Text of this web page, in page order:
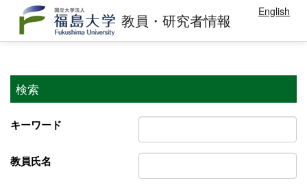
教員・研究者情報 English
検索
キーワード
教員氏名